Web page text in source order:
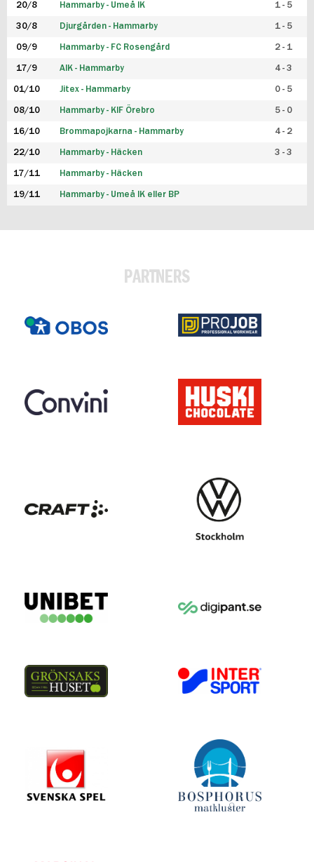
20/8 Hammarby - Umeå IK 1 - 5
30/8 Djurgården - Hammarby 1 - 5
09/9 Hammarby - FC Rosengård 2 - 1
17/9 AIK - Hammarby 4 - 3
01/10 Jitex - Hammarby 0 - 5
08/10 Hammarby - KIF Örebro 5 - 0
16/10 Brommapojkarna - Hammarby 4 - 2
22/10 Hammarby - Häcken 3 - 3
17/11 Hammarby - Häcken
19/11 Hammarby - Umeå IK eller BP
PARTNERS